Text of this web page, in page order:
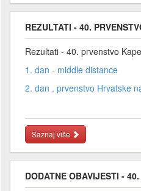
REZULTATI - 40.
Rezultati - 40. prvenstvo
1. dan - middle distance
2. dan . prvenstvo Hrvatske
Saznaj više
DODATNE OBAVIJESTI -